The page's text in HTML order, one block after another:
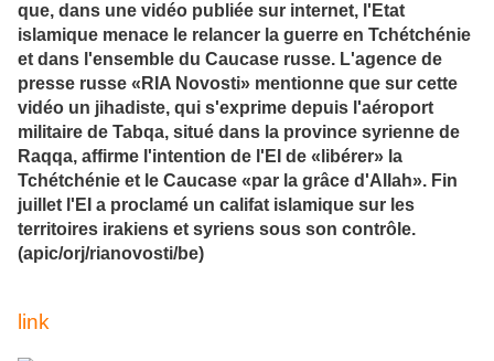
que, dans une vidéo publiée sur internet, l'Etat
islamique menace le relancer la guerre en Tchétchénie
et dans l'ensemble du Caucase russe. L'agence de
presse russe «RIA Novosti» mentionne que sur cette
vidéo un jihadiste, qui s'exprime depuis l'aéroport
militaire de Tabqa, situé dans la province syrienne de
Raqqa, affirme l'intention de l'EI de «libérer» la
Tchétchénie et le Caucase «par la grâce d'Allah». Fin
juillet l'EI a proclamé un califat islamique sur les
territoires irakiens et syriens sous son contrôle.
(apic/orj/rianovosti/be)
link